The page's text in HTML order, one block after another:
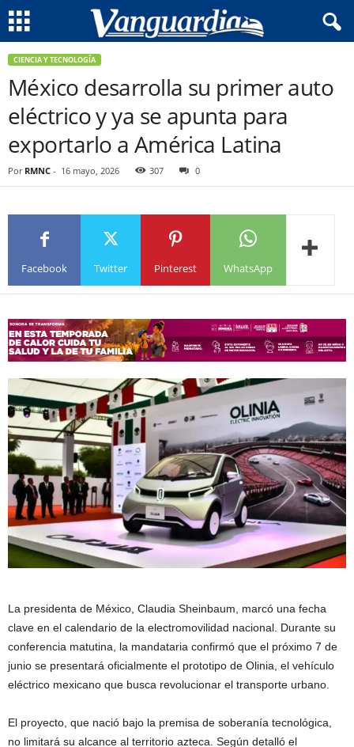
CIENCIA Y TECNOLOGÍA
México desarrolla su primer auto
eléctrico y ya se apunta para
exportarlo a América Latina
Por RMNC - 16 mayo, 2026 307 0
Facebook Twitter Pinterest WhatsApp
La presidenta de México, Claudia Sheinbaum, marcó una fecha
clave en el calendario de la electromovilidad nacional. Durante su
conferencia matutina, la mandataria confirmó que el próximo 7 de
junio se presentará oficialmente el prototipo de Olinia, el vehículo
eléctrico mexicano que busca revolucionar el transporte urbano.
El proyecto, que nació bajo la premisa de soberanía tecnológica,
no limitará su alcance al territorio azteca. Según detalló el